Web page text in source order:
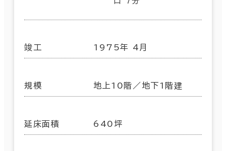
竣工 1975年 4月
規模 地上10階／地下1階建
延床面積 640坪